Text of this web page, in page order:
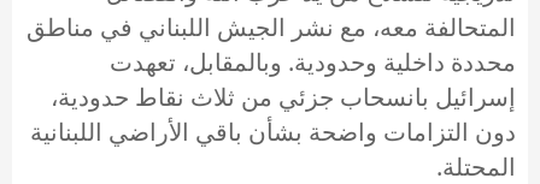
المتحالفة معه، مع نشر الجيش اللبناني في مناطق
محددة داخلية وحدودية. وبالمقابل، تعهدت
إسرائيل بانسحاب جزئي من ثلاث نقاط حدودية،
دون التزامات واضحة بشأن باقي الأراضي اللبنانية
المحتلة.